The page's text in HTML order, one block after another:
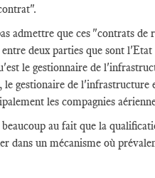
admettre que ces "contrats de
deux parties que sont l'Etat
le gestionnaire de
gestionaire de l'infrastructure
les compagnies
au fait que la
dans un mécanisme où